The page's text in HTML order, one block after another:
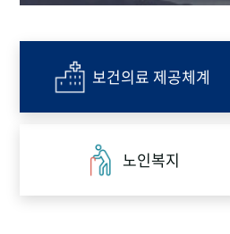
보건의료 제공체계
노인복지